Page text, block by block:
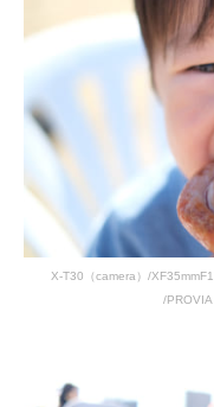
X-T30（camera）/
/PROVIA